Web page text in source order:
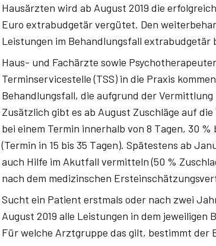
Hausärzten wird ab August 2019 die
Euro extrabudgetär vergütet. Den
Leistungen im Behandlungsfall extrabudgetär
Haus- und Fachärzte sowie
Terminservicestelle (TSS) in die Praxis
Behandlungsfall, die aufgrund der
Zusätzlich gibt es ab August Zuschläge auf
bei einem Termin innerhalb von 8 Tagen, 30 %
(Termin in 15 bis 35 Tagen). Spätestens ab
auch Hilfe im Akutfall vermitteln (50 %
nach dem medizinschen
Sucht ein Patient erstmals oder nach zwei
August 2019 alle Leistungen in dem
Für welche Arztgruppe das gilt, bestimmt der